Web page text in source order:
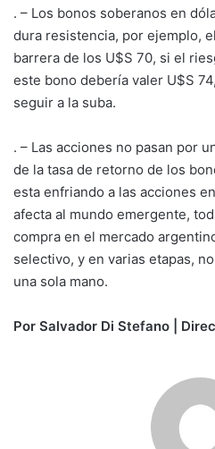
. – Los bonos soberanos en
dura resistencia, por ejemplo,
barrera de los U$S 70, si el
este bono debería valer U$S
seguir a la suba.
. – Las acciones no pasan por
de la tasa de retorno de los
esta enfriando a las acciones
afecta al mundo emergente,
compra en el mercado
selectivo, y en varias etapas,
una sola mano.
Por Salvador Di Stefano |